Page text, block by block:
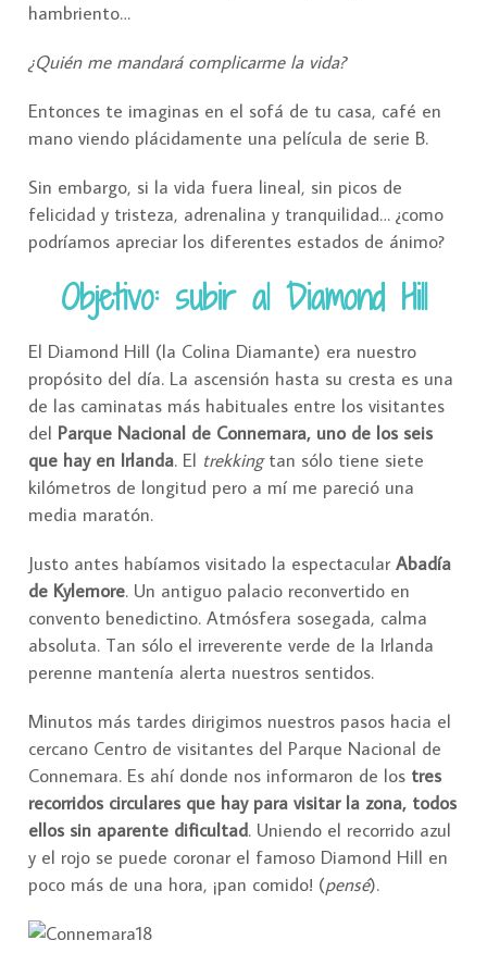
hambriento…
¿Quién me mandará complicarme la vida?
Entonces te imaginas en el sofá de tu casa, café en
mano viendo plácidamente una película de serie B.
Sin embargo, si la vida fuera lineal, sin picos de
felicidad y tristeza, adrenalina y tranquilidad… ¿como
podríamos apreciar los diferentes estados de ánimo?
Objetivo: subir al Diamond Hill
El Diamond Hill (la Colina Diamante) era nuestro
propósito del día. La ascensión hasta su cresta es una
de las caminatas más habituales entre los visitantes
del Parque Nacional de Connemara, uno de los seis
que hay en Irlanda. El trekkingtan sólo tiene siete
kilómetros de longitud pero a mí me pareció una
media maratón.
Justo antes habíamos visitado la espectacular Abadía
de Kylemore. Un antiguo palacio reconvertido en
convento benedictino. Atmósfera sosegada, calma
absoluta. Tan sólo el irreverente verde de la Irlanda
perenne mantenía alerta nuestros sentidos.
Minutos más tardes dirigimos nuestros pasos hacia el
cercano Centro de visitantes del Parque Nacional de
Connemara. Es ahí donde nos informaron de los tres
recorridos circulares que hay para visitar la zona, todos
ellos sin aparente dificultad. Uniendo el recorrido azul
y el rojo se puede coronar el famoso Diamond Hill en
poco más de una hora, ¡pan comido! (pensé).